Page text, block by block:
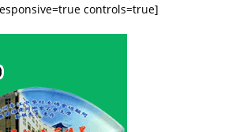
controls=true]